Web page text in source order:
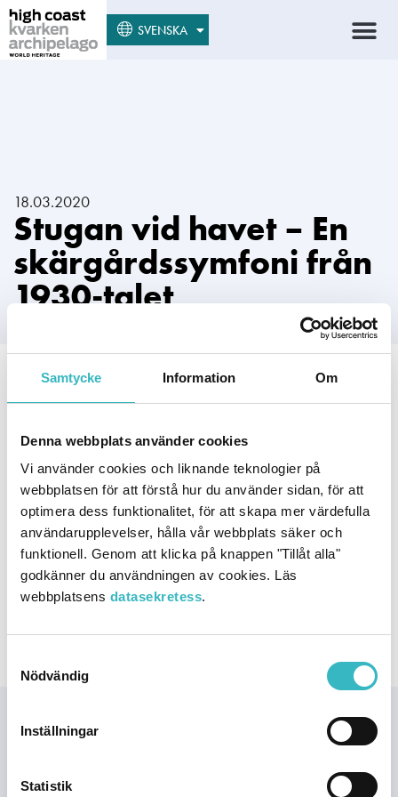
Samtycke Information Om
Denna webbplats använder cookies
Vi använder cookies och liknande teknologier på
webbplatsen för att förstå hur du använder sidan, för att
optimera dess funktionalitet, för att skapa mer värdefulla
användarupplevelser, hålla vår webbplats säker och
funktionell. Genom att klicka på knappen "Tillåt alla"
godkänner du användningen av cookies. Läs
webbplatsens datasekretess.
Nödvändig
Inställningar
Statistik
SVENSKA
ENGLISH
18.03.2020
Stugan vid havet – En
skärgårdssymfoni från
1930-talet
Boken är en stämningsfull skildring av livet under 1930-talet i
en skärgårdsby, Björköby, med båtförbindelse till staden en
Författare:Hannus, Ulla
Utgivare/förlag:Ulla Hannus
Utgivningsår:1992
ISSN:978-952-92-6699-9
Publication type
Bok
Historia Livet i världsarvet
gemensamma